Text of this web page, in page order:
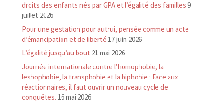
droits des enfants nés par GPA et l’égalité des familles 9
juillet 2026
Pour une gestation pour autrui, pensée comme un acte
d’émancipation et de liberté 17 juin 2026
L’égalité jusqu’au bout 21 mai 2026
Journée internationale contre l’homophobie, la
lesbophobie, la transphobie et la biphobie : Face aux
réactionnaires, il faut ouvrir un nouveau cycle de
conquêtes. 16 mai 2026